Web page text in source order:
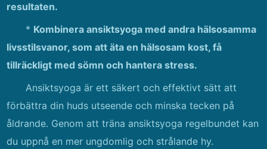
resultaten.
* Kombinera ansiktsyoga med andra hälsosamma
livsstilsvanor, som att äta en hälsosam kost, få
tillräckligt med sömn och hantera stress.
Ansiktsyoga är ett säkert och effektivt sätt att
förbättra din huds utseende och minska tecken på
åldrande. Genom att träna ansiktsyoga regelbundet kan
du uppnå en mer ungdomlig och strålande hy.